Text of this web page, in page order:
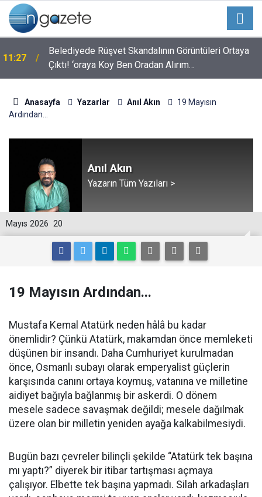
11:27
Belediyede Rüşvet Skandalının Görüntüleri Ortaya
Çıktı! ‘oraya Koy Ben Oradan Alırım…
Anasayfa Yazarlar Anıl Akın
19 Mayısın
Ardından...
Anıl Akın
Yazarın Tüm Yazıları >
20
Mayıs 2026
19 Mayısın Ardından...
Mustafa Kemal Atatürk neden hâlâ bu kadar
önemlidir? Çünkü Atatürk, makamdan önce memleketi
düşünen bir insandı. Daha Cumhuriyet kurulmadan
önce, Osmanlı subayı olarak emperyalist güçlerin
karşısında canını ortaya koymuş, vatanına ve milletine
aidiyet bağıyla bağlanmış bir askerdi. O dönem
mesele sadece savaşmak değildi; mesele dağılmak
üzere olan bir milletin yeniden ayağa kalkabilmesiydi.
Bugün bazı çevreler bilinçli şekilde “Atatürk tek başına
mı yaptı?” diyerek bir itibar tartışması açmaya
çalışıyor. Elbette tek başına yapmadı. Silah arkadaşları